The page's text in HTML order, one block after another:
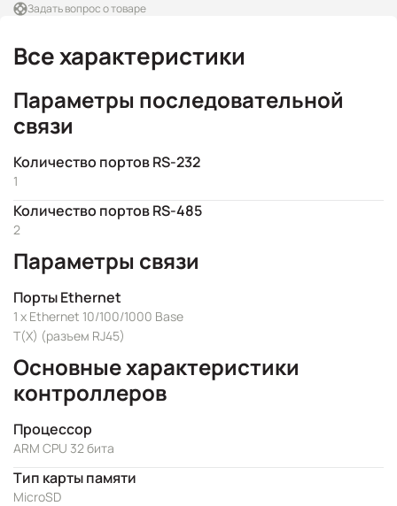
Задать вопрос о товаре
Все характеристики
Параметры последовательной
связи
Количество портов RS-232
1
Количество портов RS-485
2
Параметры связи
Порты Ethernet
1 x Ethernet 10/100/1000 Base
T(X) (разъем RJ45)
Основные характеристики
контроллеров
Процессор
ARM CPU 32 бита
Тип карты памяти
MicroSD